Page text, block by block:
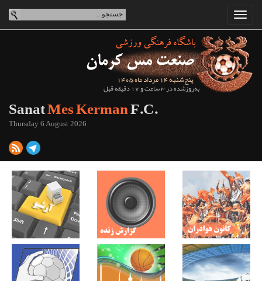
پنج‌شنبه 14 مرداد ماه 1405
به‌روزشده در 3 ساعت و 17 دقیقه قبل
SanatMes KermanF.C.
Thursday 6 August 2026